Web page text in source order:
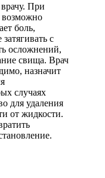
При
возможно
боль,
с
осложнений,
свища. Врач
назначит
случаях
для удаления
от жидкости.